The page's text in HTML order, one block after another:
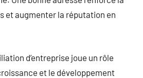
et augmenter la réputation en
d’entreprise joue un rôle
et le développement